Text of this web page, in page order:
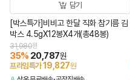
담기
[박스특가]비비고 한달 직화 참기름 김
박스 4.5gX12봉X4개(총48봉)
31,980원
35% 20,787원
프라임특가19,827원